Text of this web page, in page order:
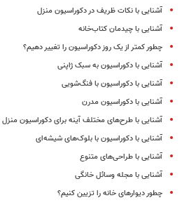
آشنایی با نکات ظریف در دکوراسیون منزل
آشنایی با چیدمان کتاب‌‌خانه
چطور کمتر از یک روز دکوراسیون را تغییر دهیم؟
آشنایی با دکوراسیون به سبک ژاپنی
آشنایی با دکوراسیون با فنگ‌شویی
آشنایی با دکوراسیون مدرن
آشنایی با طرح‌های مختلف آینه‌ برای دکوراسیون منزل
آشنایی با دکوراسیون با بلوک‌های شیشه‌ای
آشنایی با طراحی‌های متنوع
آشنایی با مجله وسائل خانگی
چطور دیوارهای خانه را تزیین کنیم؟